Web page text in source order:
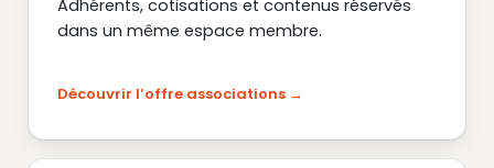
Adhérents, cotisations et contenus réservés
dans un même espace membre.
Découvrir l’offre associations